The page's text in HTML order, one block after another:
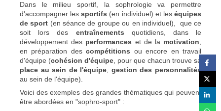
Dans le milieu sportif, la sophrologie va permettre
d'accompagner les sportifs (en individuel) et leséquipes
de sport (en séance de groupe ou en individuel), que ce
soit lors des entraînements quotidiens, dans le
développement des performances et de la motivation
en préparation descompétitions ou encore en travail
d'équipe (cohésion d'équipe , pour que chacun trouve sa
place au sein de l'équipe
gestion des personnalités
au sein de l'équipe).
Voici des exemples des grandes thématiques qui peuvent
être abordées en "sophro-sport" :